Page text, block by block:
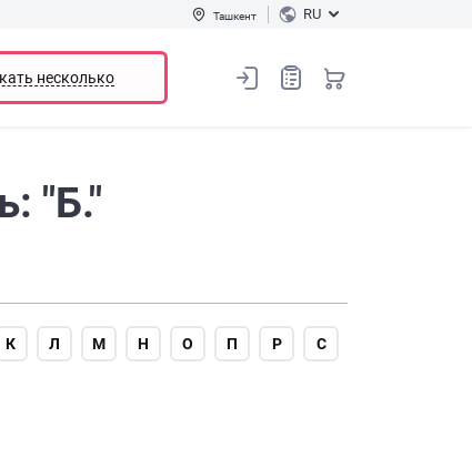
Ташкент RU
несколько
"Б."
К Л М Н О П Р С